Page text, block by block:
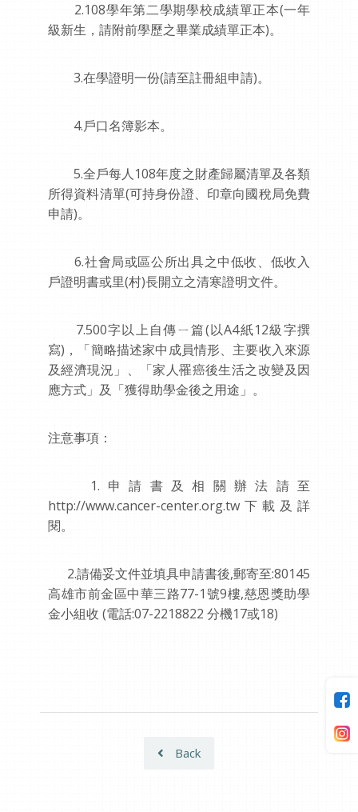
2.108學年第二學期學校成績單正本(一年
級新生，請附前學歷之畢業成績單正本)。
3.在學證明一份(請至註冊組申請)。
4.戶口名簿影本。
5.全戶每人108年度之財產歸屬清單及各類
所得資料清單(可持身份證、印章向國稅局免費
申請)。
6.社會局或區公所出具之中低收、低收入
戶證明書或里(村)長開立之清寒證明文件。
7.500字以上自傳ㄧ篇(以A4紙12級字撰
寫)，「簡略描述家中成員情形、主要收入來源
及經濟現況」、「家人罹癌後生活之改變及因
應方式」及「獲得助學金後之用途」。
注意事項：
1.申請書及相關辦法請至
http://www.cancer-center.org.tw下載及詳
閱。
2.請備妥文件並填具申請書後,郵寄至:80145
高雄市前金區中華三路77-1號9樓,慈恩獎助學
金小組收 (電話:07-2218822 分機17或18)
Back